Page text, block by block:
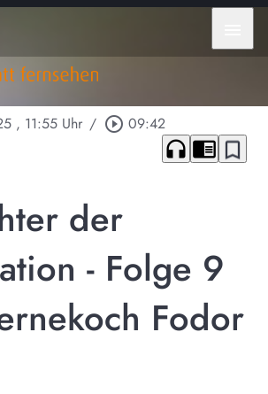
, 11:55 Uhr / play_circle_outline 09:42
headphones chrome_reader_mode bookmark_border
der
- Folge 9
Fodor